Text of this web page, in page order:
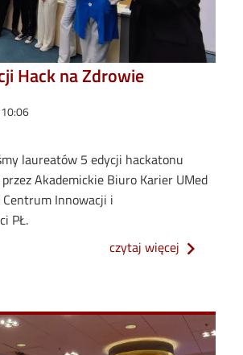
Hack na Zdrowie
laureatów 5 edycji hackatonu
Akademickie Biuro Karier UMed
Centrum Innowacji i
PŁ.
czytaj więcej o finał 5.